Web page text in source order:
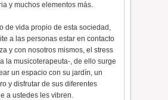
y muchos elementos más.
de vida propio de esta sociedad,
a las personas estar en contacto
y con nosotros mismos, el stress
la musicoterapeuta-, de ello surge
un espacio con su jardín, un
y disfrutar de sus diferentes
a ustedes les vibren.